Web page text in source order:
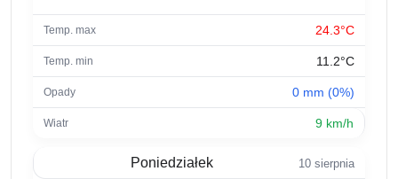
24.3°C
11.2°C
0 mm (0%)
9 km/h
Poniedziałek 10 sierpnia